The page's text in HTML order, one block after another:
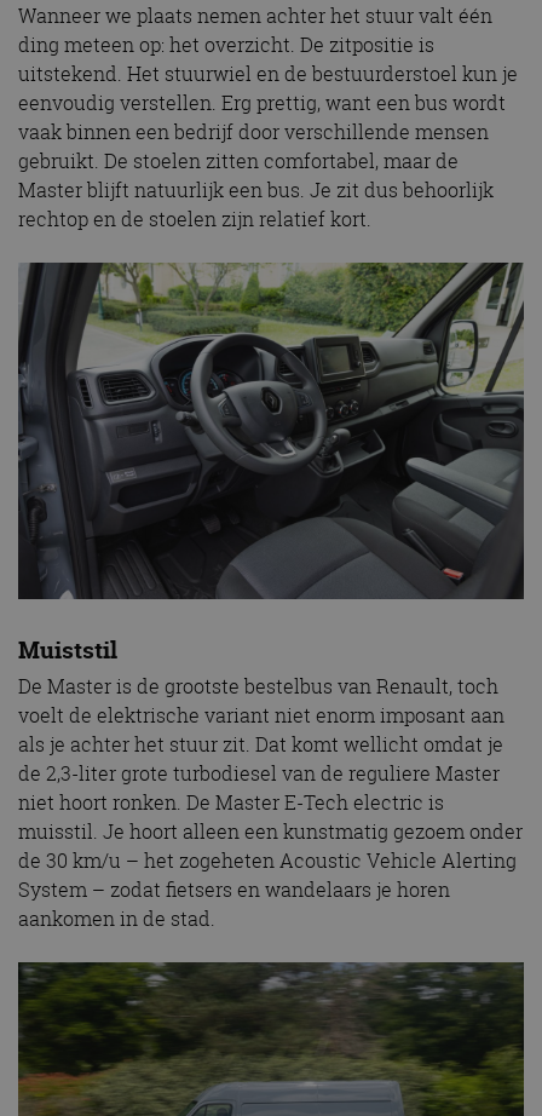
Wanneer we plaats nemen achter het stuur valt één
ding meteen op: het overzicht. De zitpositie is
uitstekend. Het stuurwiel en de bestuurderstoel kun je
eenvoudig verstellen. Erg prettig, want een bus wordt
vaak binnen een bedrijf door verschillende mensen
gebruikt. De stoelen zitten comfortabel, maar de
Master blijft natuurlijk een bus. Je zit dus behoorlijk
rechtop en de stoelen zijn relatief kort.
Muiststil
De Master is de grootste bestelbus van Renault, toch
voelt de elektrische variant niet enorm imposant aan
als je achter het stuur zit. Dat komt wellicht omdat je
de 2,3-liter grote turbodiesel van de reguliere Master
niet hoort ronken. De Master E-Tech electric is
muisstil. Je hoort alleen een kunstmatig gezoem onder
de 30 km/u – het zogeheten Acoustic Vehicle Alerting
System – zodat fietsers en wandelaars je horen
aankomen in de stad.